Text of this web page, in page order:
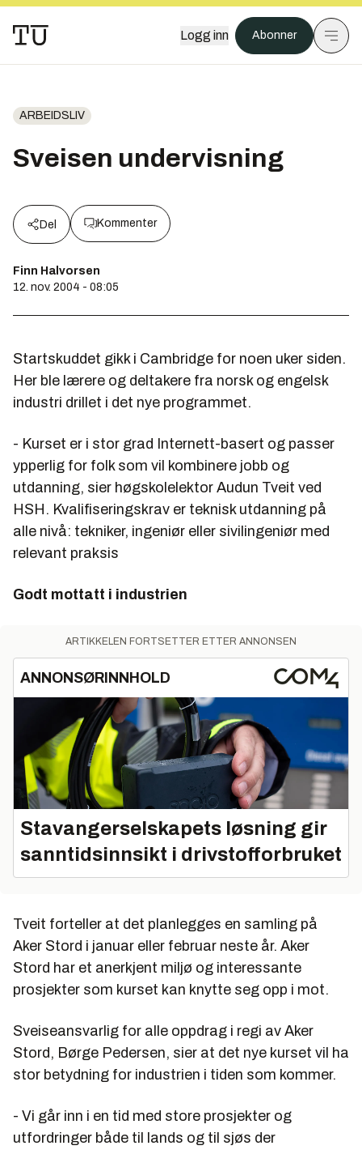
Logg inn Abonner
ARBEIDSLIV
Sveisen undervisning
Del Kommenter
Finn Halvorsen
12. nov. 2004 - 08:05
Startskuddet gikk i Cambridge for noen uker siden.
Her ble lærere og deltakere fra norsk og engelsk
industri drillet i det nye programmet.
- Kurset er i stor grad Internett-basert og passer
ypperlig for folk som vil kombinere jobb og
utdanning, sier høgskolelektor Audun Tveit ved
HSH. Kvalifiseringskrav er teknisk utdanning på
alle nivå: tekniker, ingeniør eller sivilingeniør med
relevant praksis
Godt mottatt i industrien
ARTIKKELEN FORTSETTER ETTER ANNONSEN
ANNONSØRINNHOLD
Stavangerselskapets løsning gir
sanntidsinnsikt i drivstofforbruket
Tveit forteller at det planlegges en samling på
Aker Stord i januar eller februar neste år. Aker
Stord har et anerkjent miljø og interessante
prosjekter som kurset kan knytte seg opp i mot.
Sveiseansvarlig for alle oppdrag i regi av Aker
Stord, Børge Pedersen, sier at det nye kurset vil ha
stor betydning for industrien i tiden som kommer.
- Vi går inn i en tid med store prosjekter og
utfordringer både til lands og til sjøs der